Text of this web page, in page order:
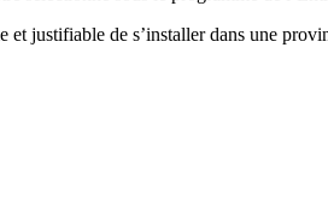
justifiable de s’installer dans une